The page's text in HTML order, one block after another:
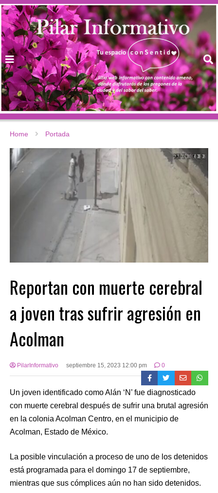
Home Portada
Reportan con muerte cerebral
a joven tras sufrir agresión en
Acolman
PilarInformativo septiembre 15, 2023 12:00 pm 0
Un joven identificado como Alán ‘N’ fue diagnosticado
con muerte cerebral después de sufrir una brutal agresión
en la colonia Acolman Centro, en el municipio de
Acolman, Estado de México.
La posible vinculación a proceso de uno de los detenidos
está programada para el domingo 17 de septiembre,
mientras que sus cómplices aún no han sido detenidos.